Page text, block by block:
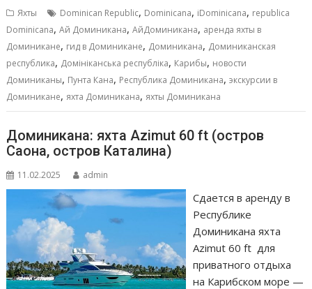
b
o
o
k
l s
A
p
p
e
n
g
er
р
а
в
и
т
ь
Яхты Dominican Republic, Dominicana, iDominicana, republica
Dominicana,Ай Доминикана,АйДоминикана, аренда яхты в
Доминикане, гид в Доминикане, Доминикана, Доминиканская
республика, Домініканська республіка, Карибы, новости
Доминиканы, Пунта Кана, Республика Доминикана,экскурсии в
Доминикане, яхта Доминикана, яхты Доминикана
Доминикана: яхта Azimut 60 ft (остров
Саона, остров Каталина)
11.02.2025 admin
Сдается в аренду в
Республике
Доминикана яхта
Azimut 60 ft для
приватного отдыха
на Карибском море —